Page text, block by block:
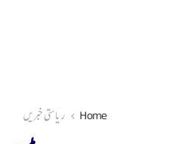
Home ریاستی خبریں